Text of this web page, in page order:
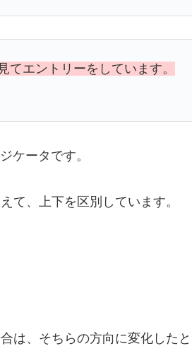
エントリーをしています。
ケータです。
て、上下を区別しています。
は、そちらの方向に変化したと